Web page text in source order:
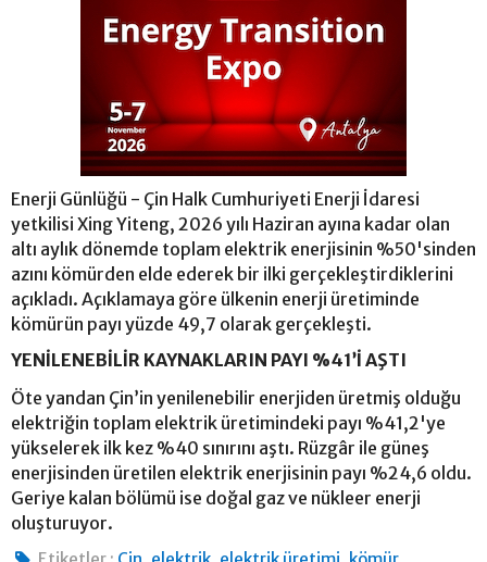
Enerji Günlüğü - Çin Halk Cumhuriyeti Enerji İdaresi
yetkilisi Xing Yiteng, 2026 yılı Haziran ayına kadar olan
altı aylık dönemde toplam elektrik enerjisinin %50'sinden
azını kömürden elde ederek bir ilki gerçekleştirdiklerini
açıkladı. Açıklamaya göre ülkenin enerji üretiminde
kömürün payı yüzde 49,7 olarak gerçekleşti.
YENİLENEBİLİR KAYNAKLARIN PAYI %41’İ AŞTI
Öte yandan Çin’in yenilenebilir enerjiden üretmiş olduğu
elektriğin toplam elektrik üretimindeki payı %41,2'ye
yükselerek ilk kez %40 sınırını aştı. Rüzgâr ile güneş
enerjisinden üretilen elektrik enerjisinin payı %24,6 oldu.
Geriye kalan bölümü ise doğal gaz ve nükleer enerji
oluşturuyor.